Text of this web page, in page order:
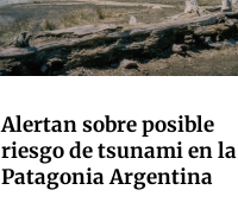
Alertan sobre posible
riesgo de tsunami en la
Patagonia Argentina